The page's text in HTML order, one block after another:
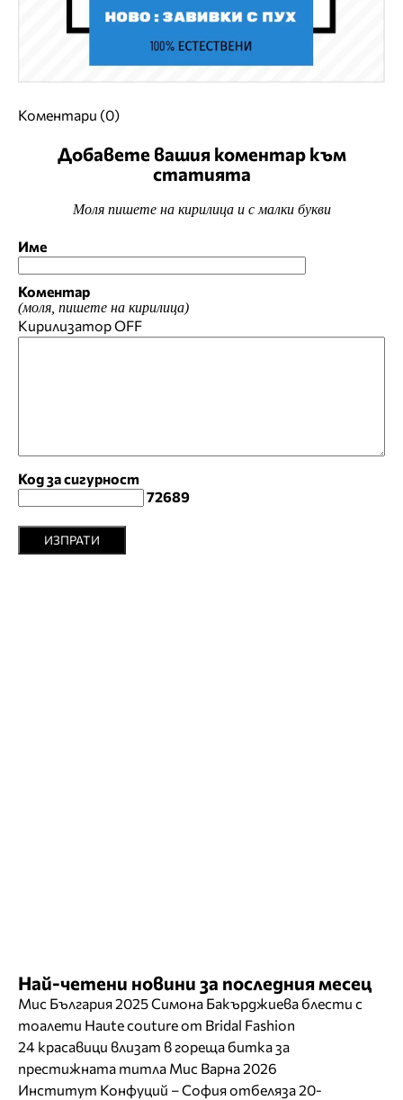
Коментари (0)
Добавете вашия коментар към
статията
Моля пишете на кирилица и с малки букви
Име
Коментар
(моля, пишете на кирилица)
КирилизаторOFF
Код за сигурност
72689
ИЗПРАТИ
Най-четени новини за последния месец
Мис България 2025 Симона Бакърджиева блести с
тоалети Haute couture от Bridal Fashion
24 красавици влизат в гореща битка за
престижната титла Мис Варна 2026
Институт Конфуций – София отбеляза 20-